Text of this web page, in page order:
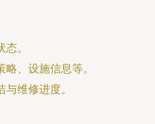
。
、设施信息等。
维修进度。